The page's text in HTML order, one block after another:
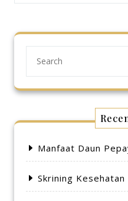
Manfaat Daun
Skrining Kesehatan